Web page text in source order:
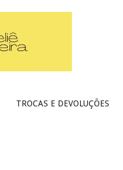
TROCAS E DEVOLUÇÕES